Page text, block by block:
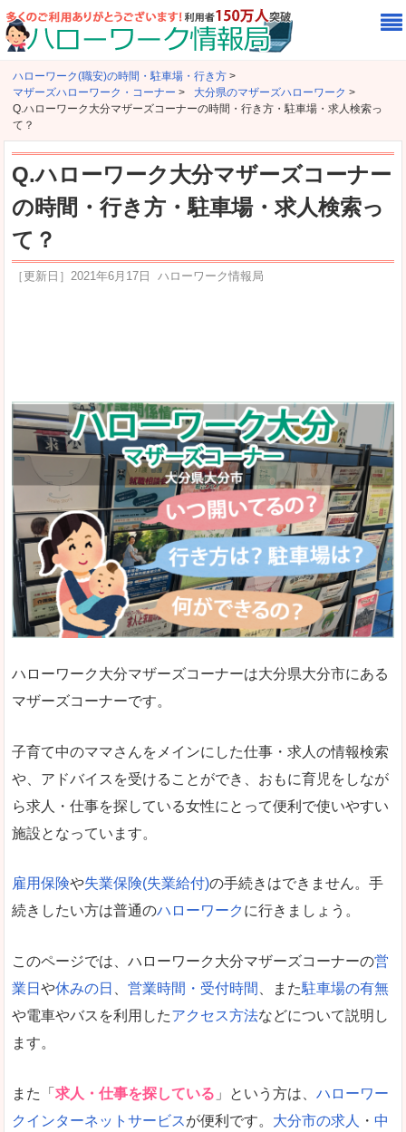
ハローワーク(職安)の時間・駐車場・行き方 >
マザーズハローワーク・コーナー > 大分県のマザーズハローワーク >
Q.ハローワーク大分マザーズコーナーの時間・行き方・駐車場・求人検索っ
て？
Q.ハローワーク大分マザーズコーナー
の時間・行き方・駐車場・求人検索っ
て？
［更新日］ 2021年6月17日 ハローワーク情報局
ハローワーク大分マザーズコーナーは大分県大分市にある
マザーズコーナーです。
子育て中のママさんをメインにした仕事・求人の情報検索
や、アドバイスを受けることができ、おもに育児をしなが
ら求人・仕事を探している女性にとって便利で使いやすい
施設となっています。
雇用保険や失業保険(失業給付)の手続きはできません。手
続きしたい方は普通のハローワーク に行きましょう。
このページでは、ハローワーク大分マザーズコーナーの営
業日 や休みの日 営業時間・受付時間 、また駐車場の有無
や電車やバスを利用したアクセス方法などについて説明し
ます。
また「 求人・仕事を探している 」という方は、 ハローワー
クインターネットサービスが便利です。 大分市の求人 ・ 中